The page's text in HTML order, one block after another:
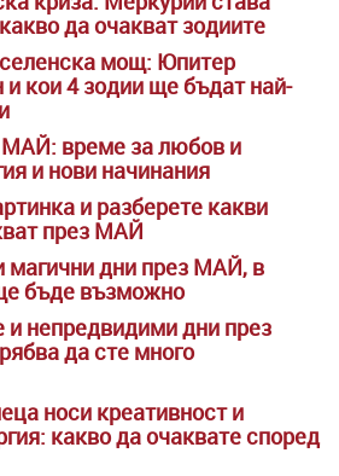
да очакват зодиите
мощ: Юпитер
и кои 4 зодии ще бъдат най-
МАЙ: време за любов и
и нови начинания
и разберете какви
през МАЙ
магични дни през МАЙ, в
бъде възможно
и непредвидими дни през
да сте много
носи креативност и
какво да очаквате според